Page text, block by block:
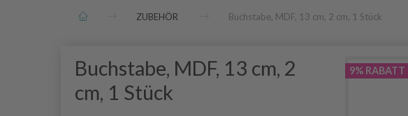
ZUBEHÖR Buchstabe, MDF, 13 cm, 2 cm, 1 Stück
Buchstabe, MDF, 13 cm, 2
cm, 1 Stück
9% RABATT